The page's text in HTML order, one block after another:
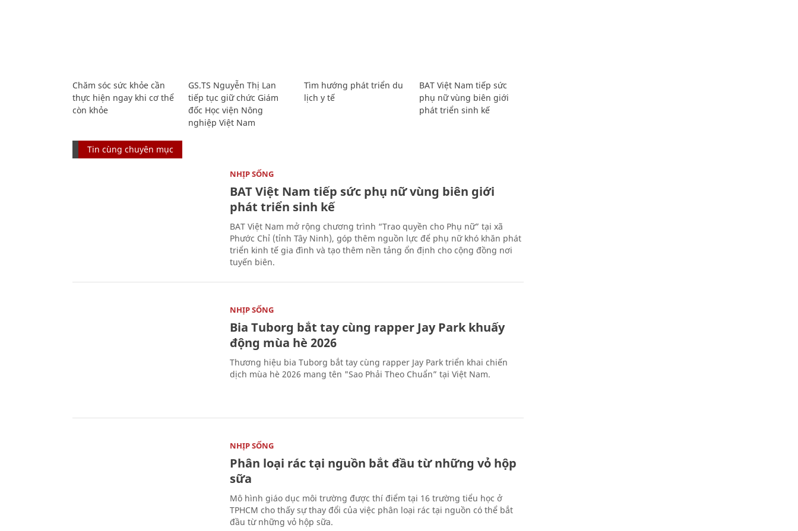
Chăm sóc sức khỏe cần
thực hiện ngay khi cơ thể
còn khỏe
GS.TS Nguyễn Thị Lan
tiếp tục giữ chức Giám
đốc Học viện Nông
nghiệp Việt Nam
Tìm hướng phát triển du
lịch y tế
BAT Việt Nam tiếp sức
phụ nữ vùng biên giới
phát triển sinh kế
Tin cùng chuyên mục
NHỊP SỐNG
BAT Việt Nam tiếp sức phụ nữ vùng biên giới
phát triển sinh kế
BAT Việt Nam mở rộng chương trình “Trao quyền cho Phụ nữ” tại xã
Phước Chỉ (tỉnh Tây Ninh), góp thêm nguồn lực để phụ nữ khó khăn phát
triển kinh tế gia đình và tạo thêm nền tảng ổn định cho cộng đồng nơi
tuyến biên.
NHỊP SỐNG
Bia Tuborg bắt tay cùng rapper Jay Park khuấy
động mùa hè 2026
Thương hiệu bia Tuborg bắt tay cùng rapper Jay Park triển khai chiến
dịch mùa hè 2026 mang tên "Sao Phải Theo Chuẩn” tại Việt Nam.
NHỊP SỐNG
Phân loại rác tại nguồn bắt đầu từ những vỏ hộp
sữa
Mô hình giáo dục môi trường được thí điểm tại 16 trường tiểu học ở
TPHCM cho thấy sự thay đổi của việc phân loại rác tại nguồn có thể bắt
đầu từ những vỏ hộp sữa.